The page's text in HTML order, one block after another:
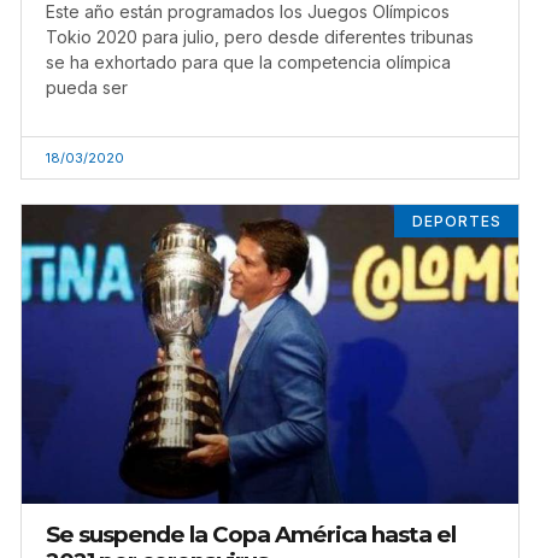
Este año están programados los Juegos Olímpicos
Tokio 2020 para julio, pero desde diferentes tribunas
se ha exhortado para que la competencia olímpica
pueda ser
18/03/2020
DEPORTES
Se suspende la Copa América hasta el